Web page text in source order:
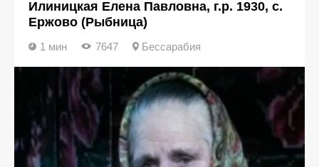
Илиницкая Елена Павловна, г.р. 1930, с.
Ержово (Рыбница)
1 мин 7647 Бессарабия